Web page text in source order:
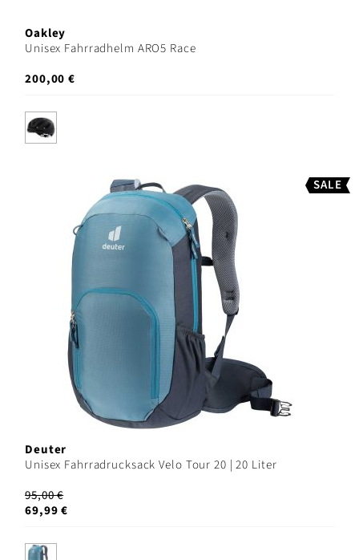
Oakley
Unisex Fahrradhelm ARO5 Race
200,00 €
SALE
Deuter
Unisex Fahrradrucksack Velo Tour 20 | 20 Liter
95,00 €
69,99 €